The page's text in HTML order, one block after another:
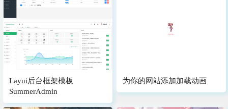
Layui后台框架模板
SummerAdmin
为你的网站添加加载动画